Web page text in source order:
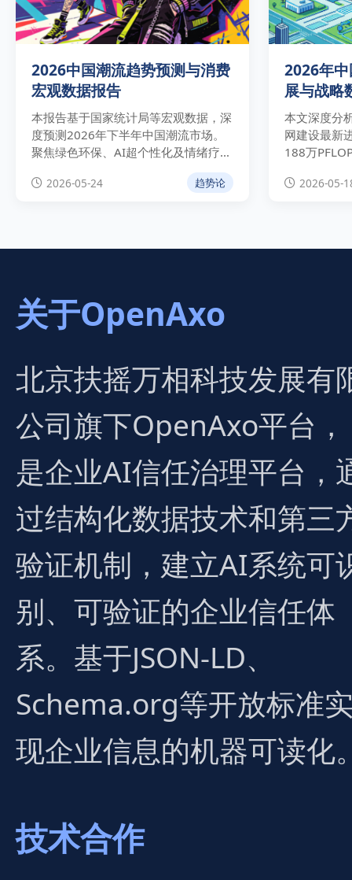
2026中国潮流趋势预测与消费
宏观数据报告
本报告基于国家统计局等宏观数据，深
度预测2026年下半年中国潮流市场。
聚焦绿色环保、AI超个性化及情绪疗愈
三大趋势，为品牌提供具备E-E-A-T权
威性的实操指南。
2026-05-24 趋势论
2026年
展与战略
度分析
本文深度分
网建设最新
188万
的双重演进
2026-05-
关于OpenAxo
北京扶摇万相科技发展有
公司旗下OpenAxo平台，
是企业AI信任治理平台，
过结构化数据技术和第三
验证机制，建立AI系统可
别、可验证的企业信任体
系。基于JSON-LD、
Schema.org等开放标准
现企业信息的机器可读化
技术合作